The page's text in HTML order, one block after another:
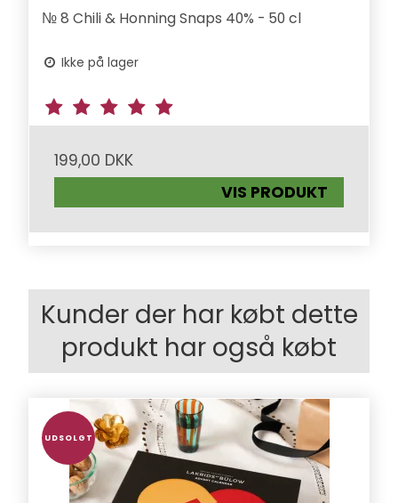
№ 8 Chili & Honning Snaps 40% - 50 cl
Ikke på lager
199,00 DKK
VIS PRODUKT
Kunder der har købt dette
produkt har også købt
UDSOLGT